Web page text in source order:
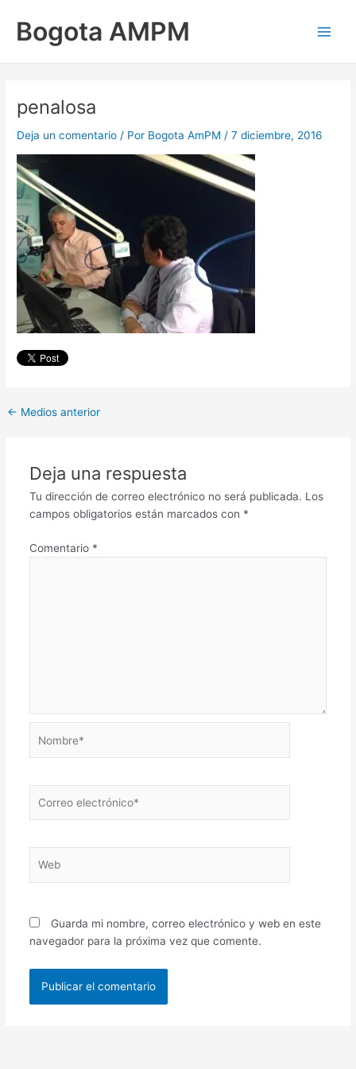
contenido
Bogota AMPM
penalosa
Deja un comentario / Por Bogota AmPM /7 diciembre, 2016
← Medios anterior
Deja una respuesta
Tu dirección de correo electrónico no será publicada. Los
campos obligatorios están marcados con *
Comentario *
electrónico*
Guarda mi nombre, correo electrónico y web en este
navegador para la próxima vez que comente.